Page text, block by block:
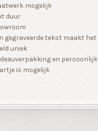
mogelijk
duur
gegraveerde tekst maakt het
uniek
en persoonlijk
is mogelijk